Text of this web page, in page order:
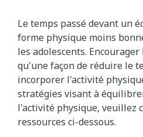
Le temps passé devant un
forme physique moins
les adolescents.
qu'une façon de réduire le
incorporer l'activité
stratégies visant à
l'activité physique, veuillez
ressources ci-dessous.